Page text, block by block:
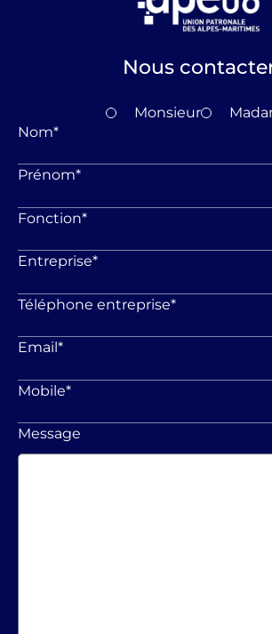
Nous
Monsieur
Nom*
Prénom*
Fonction*
Entreprise*
Téléphone entreprise*
Email *
Mobile*
Message